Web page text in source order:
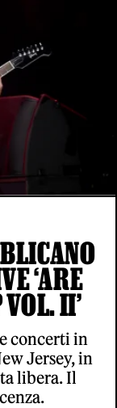
‘ARE
II’
concerti in
Jersey, in
libera. Il